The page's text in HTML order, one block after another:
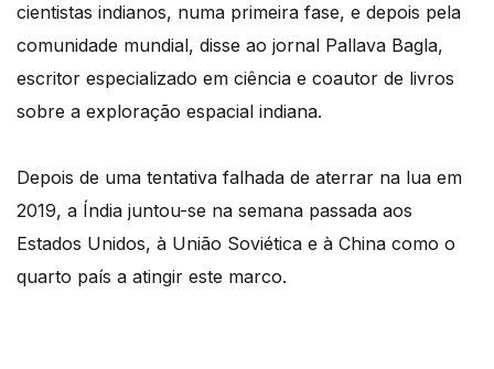
cientistas indianos, numa primeira fase, e depois pela
comunidade mundial, disse ao jornal Pallava Bagla,
escritor especializado em ciência e coautor de livros
sobre a exploração espacial indiana.
Depois de uma tentativa falhada de aterrar na lua em
2019, a Índia juntou-se na semana passada aos
Estados Unidos, à União Soviética e à China como o
quarto país a atingir este marco.